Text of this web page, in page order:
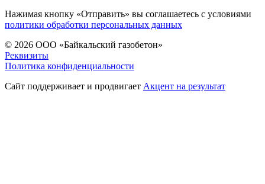
Нажимая кнопку «Отправить» вы соглашаетесь с условиями
политики обработки персональных данных
© 2026 ООО «Байкальский газобетон»
Реквизиты
Политика конфиденциальности
Сайт поддерживает и продвигает Акцент на результат